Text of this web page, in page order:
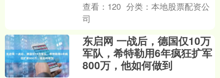
查看： 120 分类：本地股票配资公
司
东启网 一战后，德国仅10万
军队，希特勒用6年疯狂扩军
800万，他如何做到